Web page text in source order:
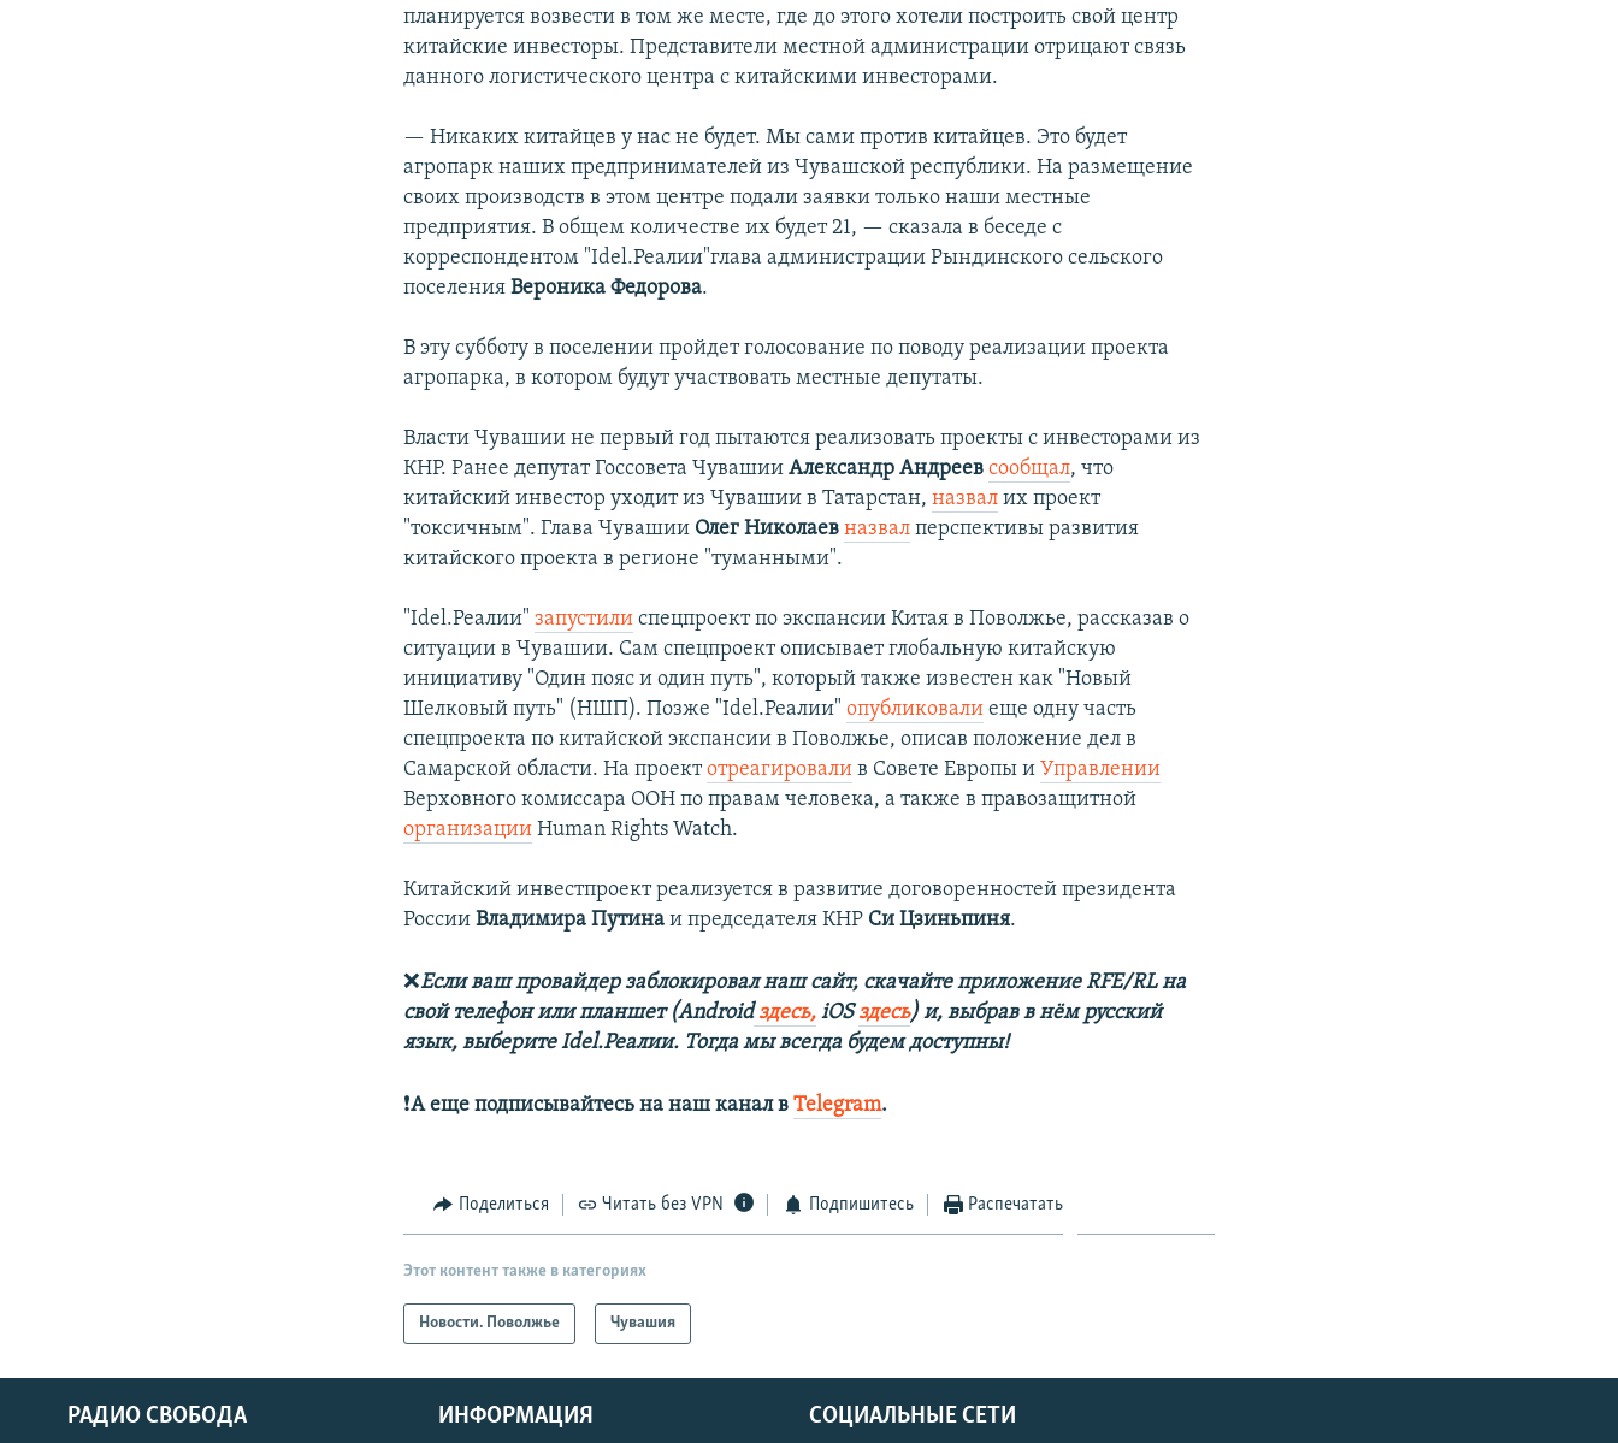
планируется возвести в том же месте, где до этого хотели построить свой центр
китайские инвесторы. Представители местной администрации отрицают связь
данного логистического центра с китайскими инвесторами.
— Никаких китайцев у нас не будет. Мы сами против китайцев. Это будет
агропарк наших предпринимателей из Чувашской республики. На размещение
своих производств в этом центре подали заявки только наши местные
предприятия. В общем количестве их будет 21, — сказала в беседе с
корреспондентом "Idel.Реалии"глава администрации Рындинского сельского
поселенияВероника Федорова.
В эту субботу в поселении пройдет голосование по поводу реализации проекта
агропарка, в котором будут участвовать местные депутаты.
Власти Чувашии не первый год пытаются реализовать проекты с инвесторами из
КНР. Ранее депутат Госсовета ЧувашииАлександр Андреев сообщал, что
китайский инвестор уходит из Чувашии в Татарстан,назвал их проект
"токсичным". Глава Чувашии Олег Николаев назвал перспективы развития
китайского проекта в регионе "туманными".
"Idel.Реалии"запустили спецпроект по экспансии Китая в Поволжье, рассказав о
ситуации в Чувашии. Сам спецпроект описывает глобальную китайскую
инициативу "Один пояс и один путь", который также известен как "Новый
Шелковый путь" (НШП). Позже "Idel.Реалии"опубликовали еще одну часть
спецпроекта по китайской экспансии в Поволжье, описав положение дел в
Самарской области. На проектотреагировали в Совете Европы иУправлении
Верховного комиссара ООН по правам человека, а также в правозащитной
организации Human Rights Watch.
Китайский инвестпроект реализуется в развитие договоренностей президента
РоссииВладимира Путина и председателя КНР Си Цзиньпиня.
❌Если ваш провайдер заблокировал наш сайт, скачайте приложение RFE/RL на
свой телефон или планшет (Androidздесь, iOSздесь) и, выбрав в нём русский
язык, выберите Idel.Реалии. Тогда мы всегда будем доступны!
❗️А еще подписывайтесь на наш канал вTelegram.
Поделиться Читать без VPN Подпишитесь Распечатать
Этот контент также в категориях
Новости. Поволжье Чувашия
СОЦИАЛЬНЫЕ СЕТИ
РАДИО СВОБОДА ИНФОРМАЦИЯ